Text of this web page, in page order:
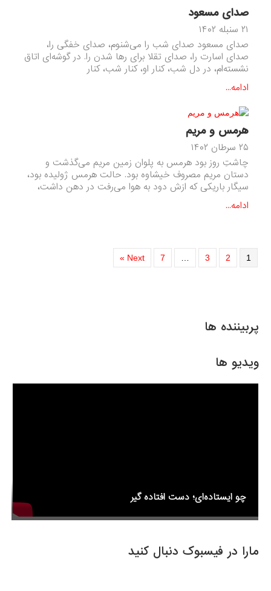
پربیننده ها
ویدیو ها
چو ایستاده‌ای؛ دست افتاده گیر
مارا در فیسبوک دنبال کنید
صدای مسعود
۲۱ سنبله ۱۴۰۲
صدای مسعود صدای شب را می‌شنوم، صدای خفگی را،
صدای اسارت را، صدای تقلا برای رها شدن را. در گوشه‌ای اتاق
نشسته‌ام، در دل شب، کنار او، کنار شب، کنار
ادامه...
هرمس و مریم
۲۵ سرطان ۱۴۰۲
چاشتِ روز بود هرمس به پلوان زمین مریم می‌گذشت و
دستان مریم مصروف خیشاوه بود. حالت هرمس ژولیده بود،
سیگار باریکی که ازش دود به هوا می‌رفت در دهن داشت،
ادامه...
1
2
3
7
Next »